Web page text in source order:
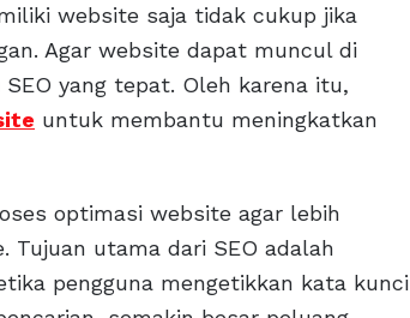
website saja tidak cukup jika
Agar website dapat muncul di
yang tepat. Oleh karena itu,
untuk membantu meningkatkan
optimasi website agar lebih
Tujuan utama dari SEO adalah
pengguna mengetikkan kata kunci